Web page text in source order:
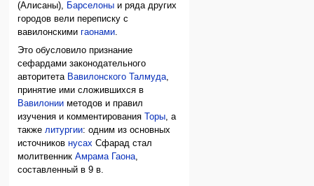
(Алисаны), Барселоны и ряда других
городов вели переписку с
вавилонскимигаонами.
Это обусловило признание
сефардами законодательного
авторитета Вавилонского Талмуда
принятие ими сложившихся в
Вавилонии методов и правил
изучения и комментированияТоры , а
также литургии: одним из основных
источниковнусах Сфарад стал
молитвенникАмрама Гаона
составленный в 9 в.